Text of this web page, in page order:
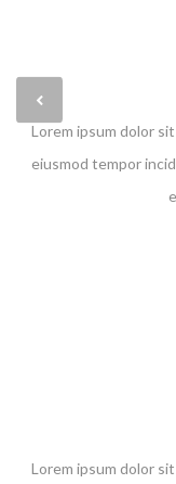
Lorem ipsum dolor
eiusmod tempor
Lorem ipsum dolor